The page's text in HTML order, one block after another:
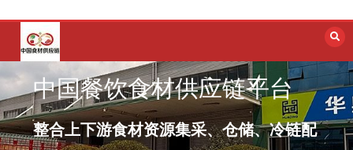
容
中国餐饮食材供应链平台
整合上下游食材资源集采、仓储、冷链配
4 深圳冷链物流如何护航餐饮连锁？冻品食材流通全解析
2026年7月14日 1分钟